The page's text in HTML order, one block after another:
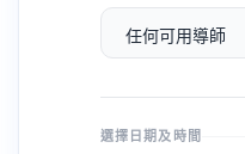
選擇日期及時間